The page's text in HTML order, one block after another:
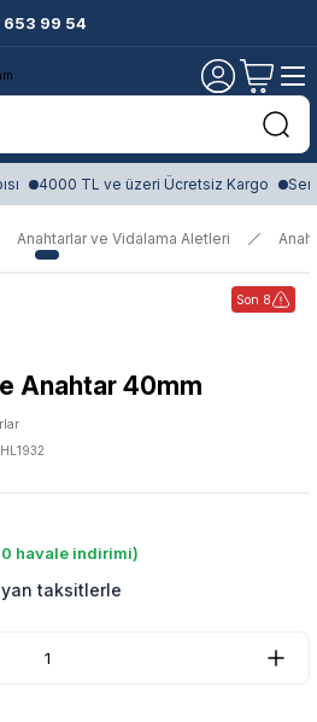
653 99 54
4000 TL ve üzeri Ücretsiz Kargo
Anahtarlar ve Vidalama Aletleri
Son 8
Anahtar 40mm
havale indirimi)
taksitlerle